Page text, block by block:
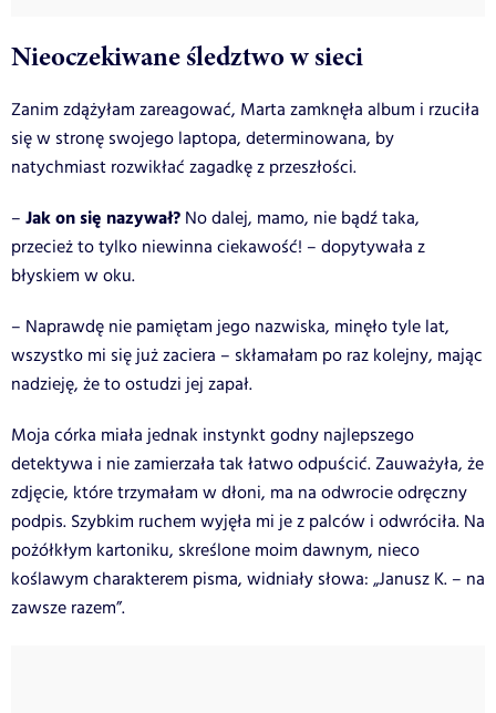
Nieoczekiwane śledztwo w sieci
Zanim zdążyłam zareagować, Marta zamknęła album i rzuciła
się w stronę swojego laptopa, determinowana, by
natychmiast rozwikłać zagadkę z przeszłości.
– Jak on się nazywał? No dalej, mamo, nie bądź taka,
przecież to tylko niewinna ciekawość! – dopytywała z
błyskiem w oku.
– Naprawdę nie pamiętam jego nazwiska, minęło tyle lat,
wszystko mi się już zaciera – skłamałam po raz kolejny, mając
nadzieję, że to ostudzi jej zapał.
Moja córka miała jednak instynkt godny najlepszego
detektywa i nie zamierzała tak łatwo odpuścić. Zauważyła, że
zdjęcie, które trzymałam w dłoni, ma na odwrocie odręczny
podpis. Szybkim ruchem wyjęła mi je z palców i odwróciła. Na
pożółkłym kartoniku, skreślone moim dawnym, nieco
koślawym charakterem pisma, widniały słowa: „Janusz K. – na
zawsze razem”.